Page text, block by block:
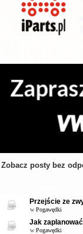
Zobacz posty bez
Przejście ze
w Pogawędki
Jak
w Pogawędki